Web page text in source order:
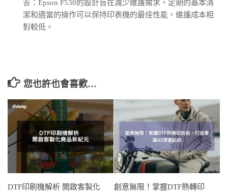
答：Epson F530的設計旨在減少維護需求，定期的基本清
潔和適當的操作可以保持印表機的最佳性能，維護成本相
對較低。
您也許也會喜歡…
DTF印刷機解析 開啟客製化
創意無限！掌握DTF熱轉印